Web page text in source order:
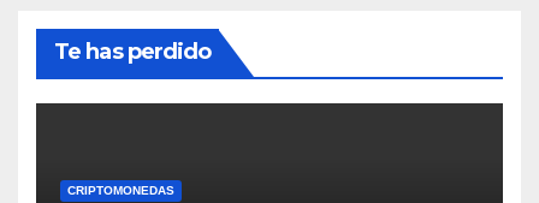
Te has perdido
CRIPTOMONEDAS